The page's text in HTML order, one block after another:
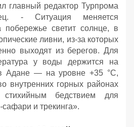
главный редактор Турпрома
- Ситуация меняется
побережье светит солнце, в
ливни, из-за которых
выходят из берегов. Для
у воды держится на
Адане — на уровне +35 °C,
внутренних горных районах
бедствием для
и трекинга».